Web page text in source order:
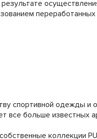
спортивной одежды и
все больше известных
коллекции